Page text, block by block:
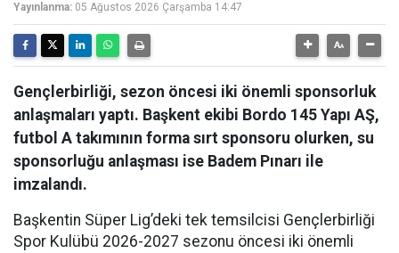
Yayınlanma: 05 Ağustos 2026 Çarşamba 14:47
Gençlerbirliği, sezon öncesi iki önemli sponsorluk
anlaşmaları yaptı. Başkent ekibi Bordo 145 Yapı AŞ,
futbol A takımının forma sırt sponsoru olurken, su
sponsorluğu anlaşması ise Badem Pınarı ile
imzalandı.
Başkentin Süper Lig’deki tek temsilcisi Gençlerbirliği
Spor Kulübü 2026-2027 sezonu öncesi iki önemli